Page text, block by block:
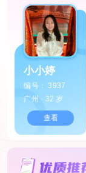
小小婷
编号： 3937
广州 · 32 岁
查看